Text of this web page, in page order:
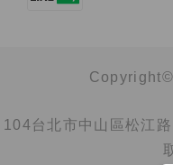
Copyright©
104台北市中山區松江